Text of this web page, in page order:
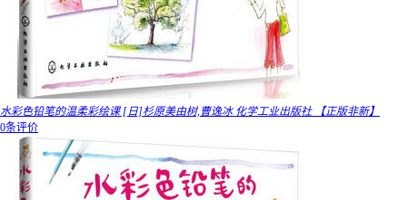
水彩色铅笔的温柔彩绘课 [日]杉原美由树,曹逸冰 化学工业出版社 【正版非新】
0条评价